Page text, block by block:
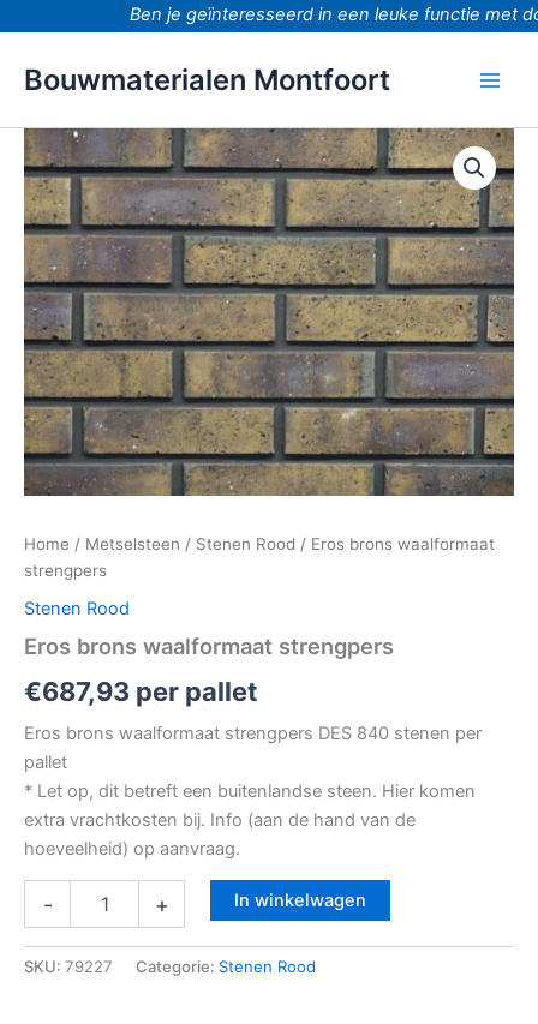
Ben je geïnteresseerd in een leuke functie met
Bouwmaterialen Montfoort
Home / Metselsteen / Stenen Rood / Eros brons waalformaat
strengpers
Stenen Rood
Eros brons waalformaat strengpers
€687,93 per pallet
Eros brons waalformaat strengpers DES 840 stenen per
pallet
* Let op, dit betreft een buitenlandse steen. Hier komen
extra vrachtkosten bij. Info (aan de hand van de
hoeveelheid) op aanvraag.
-
Eros
brons
waalformaat
strengpers
aantal
+ In winkelwagen
SKU: 79227 Categorie: Stenen Rood